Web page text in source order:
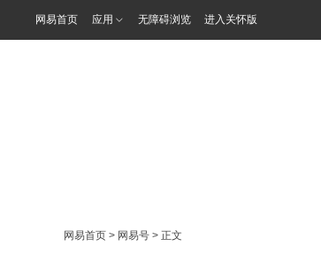
网易首页 应用 无障碍浏览 进入关怀版
网易首页 > 网易号 > 正文